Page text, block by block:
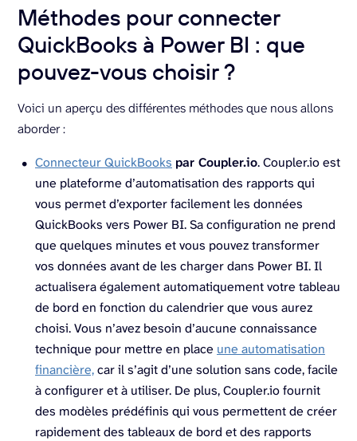
Méthodes pour connecter
QuickBooks à Power BI : que
pouvez-vous choisir ?
Voici un aperçu des différentes méthodes que nous allons
aborder :
Connecteur QuickBooks par Coupler.io. Coupler.io est
une plateforme d’automatisation des rapports qui
vous permet d’exporter facilement les données
QuickBooks vers Power BI. Sa configuration ne prend
que quelques minutes et vous pouvez transformer
vos données avant de les charger dans Power BI. Il
actualisera également automatiquement votre tableau
de bord en fonction du calendrier que vous aurez
choisi. Vous n’avez besoin d’aucune connaissance
technique pour mettre en place une automatisation
financière,car il s’agit d’une solution sans code, facile
à configurer et à utiliser. De plus, Coupler.io fournit
des modèles prédéfinis qui vous permettent de créer
rapidement des tableaux de bord et des rapports